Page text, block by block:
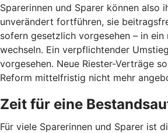
Sparerinnen und Sparer können also
unverändert fortführen, sie
sofern gesetzlich vorgesehen – in ein
wechseln. Ein verpflichtender
vorgesehen. Neue Riester-Verträge
Reform mittelfristig nicht mehr
Zeit für eine
Für viele Sparerinnen und Sparer ist